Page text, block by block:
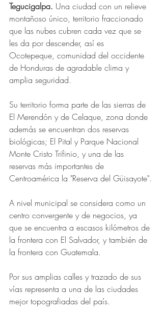
Tegucigalpa. Una ciudad con un relieve
montañoso único, territorio fraccionado
que las nubes cubren cada vez que se
les da por descender, así es
Ocotepeque, comunidad del occidente
de Honduras de agradable clima y
amplia seguridad.
Su territorio forma parte de las sierras de
El Merendón y de Celaque, zona donde
además se encuentran dos reservas
biológicas; El Pital y Parque Nacional
Monte Cristo Trifinio, y una de las
reservas más importantes de
Centroamérica la "Reserva del Güisayote".
A nivel municipal se considera como un
centro convergente y de negocios, ya
que se encuentra a escasos kilómetros de
la frontera con El Salvador, y también de
la frontera con Guatemala.
Por sus amplias calles y trazado de sus
vías representa a una de las ciudades
mejor topografiadas del país.